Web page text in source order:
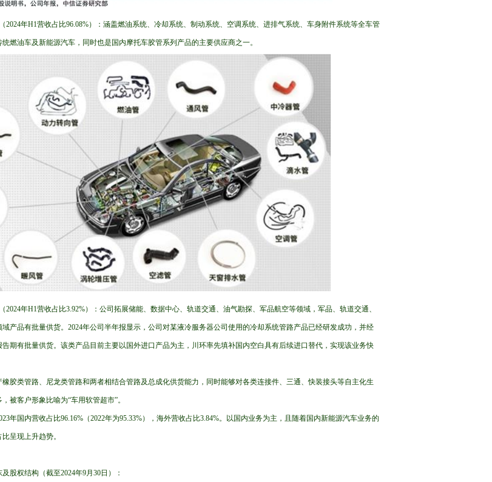
2024年H1营收占比96.08%）：涵盖燃油系统、冷却系统、制动系统、空调系统、进排气系统、车身附件系统等全车管
燃油车及新能源汽车，同时也是国内摩托车胶管系列产品的主要供应商之一。
2024年H1营收占比3.92%）：公司拓展储能、数据中心、轨道交通、油气勘探、军品航空等领域，军品、轨道交通、
产品有批量供货。2024年公司半年报显示，公司对某液冷服务器公司使用的冷却系统管路产品已经研发成功，并经
期有批量供货。该类产品目前主要以国外进口产品为主，川环率先填补国内空白具有后续进口替代，实现该业务快
胶类管路、尼龙类管路和两者相结合管路及总成化供货能力，同时能够对各类连接件、三通、快装接头等自主化生
被客户形象比喻为“车用软管超市”。
年国内营收占比96.16%（2022年为95.33%），海外营收占比3.84%。以国内业务为主，且随着国内新能源汽车业务的
呈现上升趋势。
股权结构（截至2024年9月30日）：